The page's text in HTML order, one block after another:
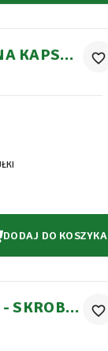
KAPSUŁ
favorite_border
DODAJ DO KOSZYKA
SKROBIA
favorite_border